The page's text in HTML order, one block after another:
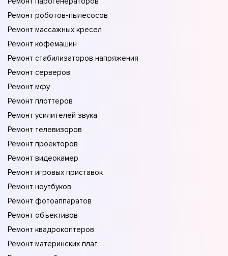
Ремонт роботов-пылесосов
Ремонт массажных кресел
Ремонт кофемашин
Ремонт стабилизаторов напряжения
Ремонт серверов
Ремонт мфу
Ремонт плоттеров
Ремонт усилителей звука
Ремонт телевизоров
Ремонт проекторов
Ремонт видеокамер
Ремонт игровых приставок
Ремонт ноутбуков
Ремонт фотоаппаратов
Ремонт объективов
Ремонт квадрокоптеров
Ремонт материнских плат